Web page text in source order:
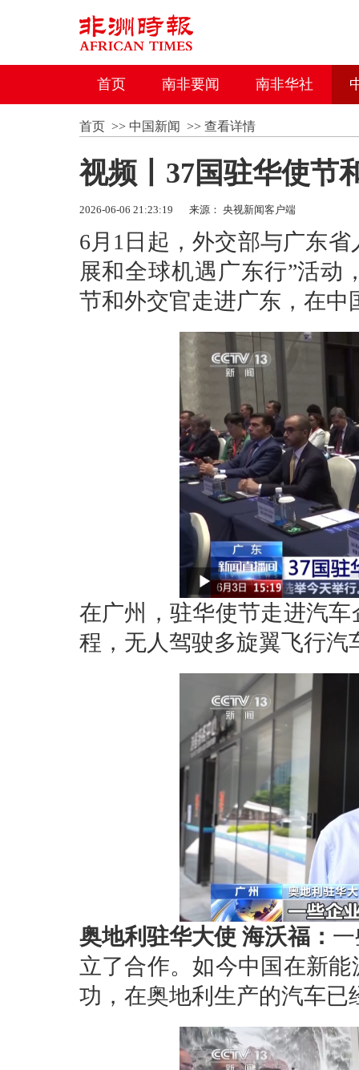
首页 南非要闻 南非华社
首页>> 中国新闻 >> 查看详情
视频丨37国驻华使节
2026-06-06 21:23:19 来源： 央视新闻客户端
6月1日起，外交部与广东省
展和全球机遇广东行”活动
节和外交官走进广东，在
在广州，驻华使节走进汽
程，无人驾驶多旋翼飞行汽
奥地利驻华大使 海沃福：
立了合作。如今中国在新
功，在奥地利生产的汽车已